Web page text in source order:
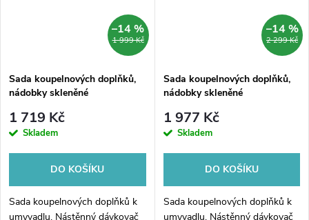
1 999 Kč
–14 %
Sada koupelnových doplňků,
nádobky skleněné
1 719 Kč
Skladem
DO KOŠÍKU
Sada koupelnových doplňků k
umyvadlu. Nástěnný dávkovač
2 299 Kč
–14 %
Sada koupelnových doplňků,
nádobky skleněné
1 977 Kč
Skladem
DO KOŠÍKU
Sada koupelnových doplňků k
umyvadlu. Nástěnný dávkovač